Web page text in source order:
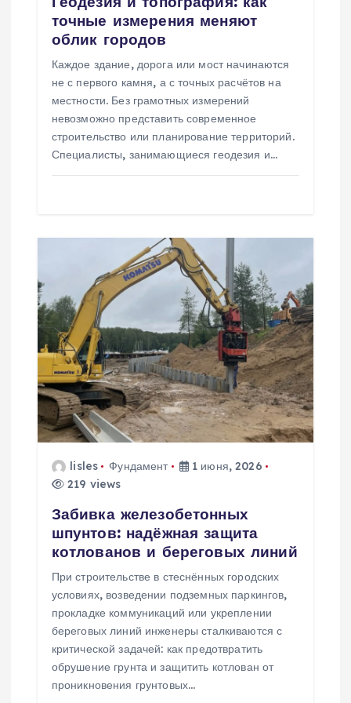
точные измерения меняют
облик городов
Каждое здание, дорога или мост начинаются
не с первого камня, а с точных расчётов на
местности. Без грамотных измерений
невозможно представить современное
строительство или планирование территорий.
Специалисты, занимающиеся геодезия и…
lisles Фундамент
1 июня, 2026
219 views
Забивка железобетонных
шпунтов: надёжная защита
котлованов и береговых линий
При строительстве в стеснённых городских
условиях, возведении подземных паркингов,
прокладке коммуникаций или укреплении
береговых линий инженеры сталкиваются с
критической задачей: как предотвратить
обрушение грунта и защитить котлован от
проникновения грунтовых…